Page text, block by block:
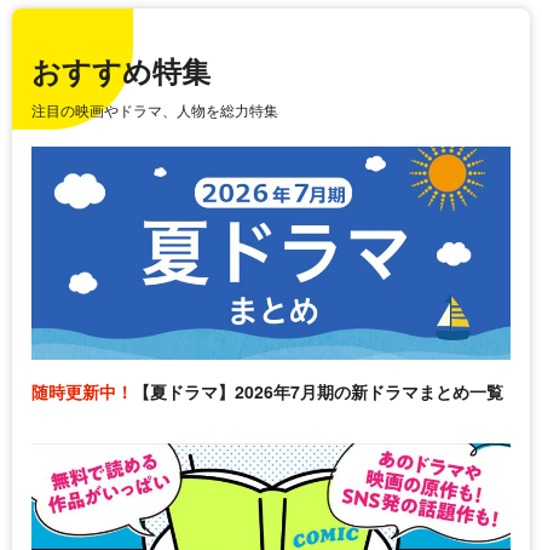
おすすめ特集
注目の映画やドラマ、人物を総力特集
随時更新中！ 【夏ドラマ】2026年7月期の新ドラマまとめ一覧